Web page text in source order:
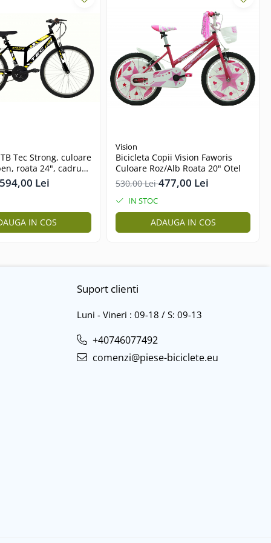
Tec Strong, culoare
roata 24", cadru
594,00 Lei
IN COS
Vision
Bicicleta Copii Vision Faworis
Culoare Roz/Alb Roata 20" Otel
530,00 Lei477,00 Lei
IN STOC
ADAUGA IN COS
Suport clienti
Luni - Vineri : 09-18 / S: 09-13
+40746077492
comenzi@piese-biciclete.eu